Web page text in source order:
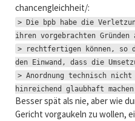
chancengleichheit/:
> Die bpb habe die
ihren vorgebrachten Gründen
> rechtfertigen können, so
den Einwand, dass die
> Anordnung technisch
hinreichend glaubhaft machen
Besser spät als nie, aber wie
Gericht vorgaukeln zu wollen,